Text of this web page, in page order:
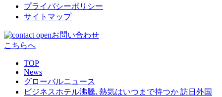
プライバシーポリシー
サイトマップ
お問い合わせ
こちらへ
TOP
News
グローバルニュース
ビジネスホテル沸騰､熱気はいつまで持つか 訪日外国